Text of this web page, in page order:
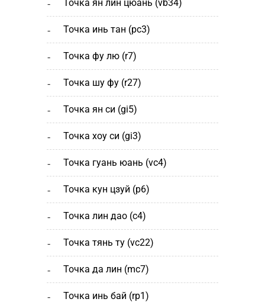
точка ян лин цюань (vb34)
точка инь тан (рс3)
точка фу лю (r7)
точка шу фу (r27)
точка ян си (gi5)
точка хоу си (gi3)
точка гуань юань (vc4)
точка кун цзуй (р6)
точка лин дао (c4)
точка тянь ту (vc22)
точка да лин (mc7)
точка инь бай (rp1)